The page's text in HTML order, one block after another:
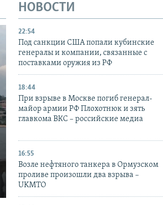
НОВОСТИ
22:54
Под санкции США попали кубинские
генералы и компании, связанные с
поставками оружия из РФ
18:44
При взрыве в Москве погиб генерал-
майор армии РФ Плохотнюк и зять
главкома ВКС – российские медиа
16:55
Возле нефтяного танкера в Ормузском
проливе произошли два взрыва –
UKMTO